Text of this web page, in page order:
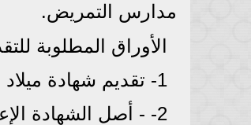
مدارس التمريض.
الأوراق المطلوبة
1- تقديم شهادة ميلاد أصلية للطالب و3 صور منها.
2- - أصل الشهادة الإعدادية و 3 صورة منها.